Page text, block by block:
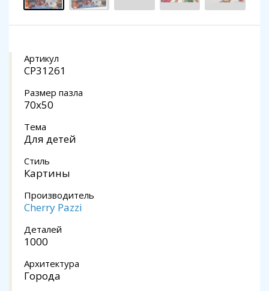
Артикул
CP31261
Размер пазла
70x50
Тема
Для детей
Стиль
Картины
Производитель
Cherry Pazzi
Деталей
1000
Архитектура
Города